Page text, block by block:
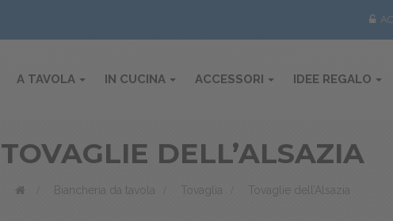
A TAVOLA IN CUCINA ACCESSORI IDEE REGALO
Biancheria da tavola Tovaglia Tovaglie dell’Alsazia
TOVAGLIE DELL’ALSAZIA